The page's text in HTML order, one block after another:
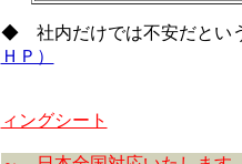
◆ 社内だけでは不安だとい
ＨＰ）
ィングシート